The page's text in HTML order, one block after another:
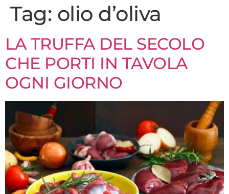
Tag: olio d’oliva
LA TRUFFA DEL SECOLO
CHE PORTI IN TAVOLA
OGNI GIORNO